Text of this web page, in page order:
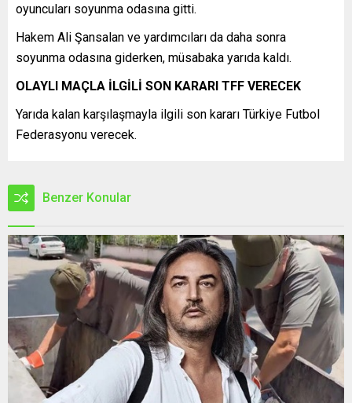
oyuncuları soyunma odasına gitti.
Hakem Ali Şansalan ve yardımcıları da daha sonra
soyunma odasına giderken, müsabaka yarıda kaldı.
OLAYLI MAÇLA İLGİLİ SON KARARI TFF VERECEK
Yarıda kalan karşılaşmayla ilgili son kararı Türkiye Futbol
Federasyonu verecek.
Benzer Konular